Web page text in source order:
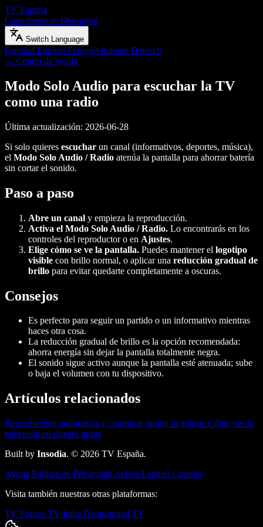
TV España
Características Descargar
Switch Language
Español English Français Italiano Deutsch
← Centro de ayuda
Modo Solo Audio para escuchar la TV
como una radio
Última actualización: 2026-06-28
Si solo quieres escuchar un canal (informativos, deportes, música),
el Modo Solo Audio / Radio atenúa la pantalla para ahorrar batería
sin cortar el sonido.
Paso a paso
Abre un canal y empieza la reproducción.
Activa el Modo Solo Audio / Radio. Lo encontrarás en los
controles del reproductor o en Ajustes.
Elige cómo se ve la pantalla. Puedes mantener el logotipo
visible con brillo normal, o aplicar una reducción gradual de
brillo para evitar quedarte completamente a oscuras.
Consejos
Es perfecto para seguir un partido o un informativo mientras
haces otra cosa.
La reducción gradual de brillo es la opción recomendada:
ahorra energía sin dejar la pantalla totalmente negra.
El sonido sigue activo aunque la pantalla esté atenuada; sube
o baja el volumen con tu dispositivo.
Artículos relacionados
Reproducción automática y continuar donde lo dejaste Cómo ver la
televisión en directo gratis
Built by Insodia. © 2026 TV España.
Ayuda Política de Privacidad Avisos Legales Cookies
Visita también nuestras otras plataformas:
TV France TV Italia Deutschland TV